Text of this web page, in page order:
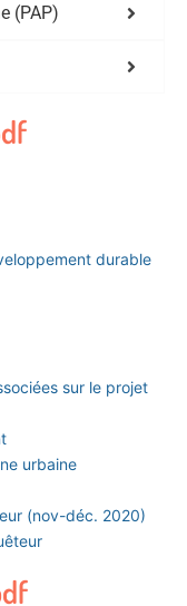
(PAP)
durable
sur le projet
urbaine
(nov-déc. 2020)